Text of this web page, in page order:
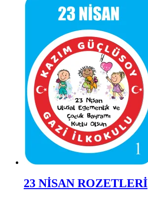
23 NİSAN ROZETLERİ